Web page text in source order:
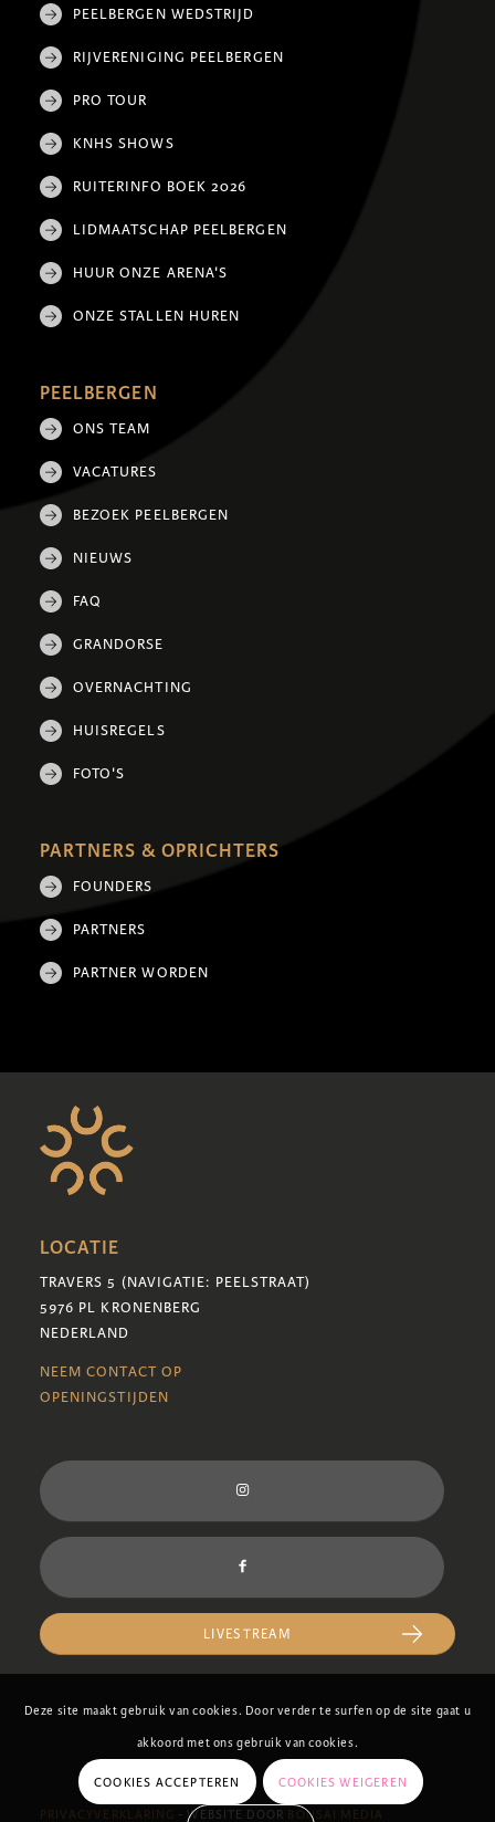
PEELBERGEN WEDSTRIJD
RIJVERENIGING PEELBERGEN
PRO TOUR
KNHS SHOWS
RUITERINFO BOEK 2026
LIDMAATSCHAP PEELBERGEN
HUUR ONZE ARENA'S
ONZE STALLEN HUREN
PEELBERGEN
ONS TEAM
VACATURES
BEZOEK PEELBERGEN
NIEUWS
FAQ
GRANDORSE
OVERNACHTING
HUISREGELS
FOTO'S
PARTNERS & OPRICHTERS
FOUNDERS
PARTNERS
PARTNER WORDEN
LOCATIE
TRAVERS 5 (NAVIGATIE: PEELSTRAAT)
5976 PL KRONENBERG
NEDERLAND
NEEM CONTACT OP
OPENINGSTIJDEN
LIVESTREAM
PRIVACYVERKLARING - WEBSITE DOOR BONSAI MEDIA
Deze site maakt gebruik van cookies. Door verder te surfen op de site gaat u
akkoord met ons gebruik van cookies.
COOKIES ACCEPTEREN COOKIES WEIGEREN